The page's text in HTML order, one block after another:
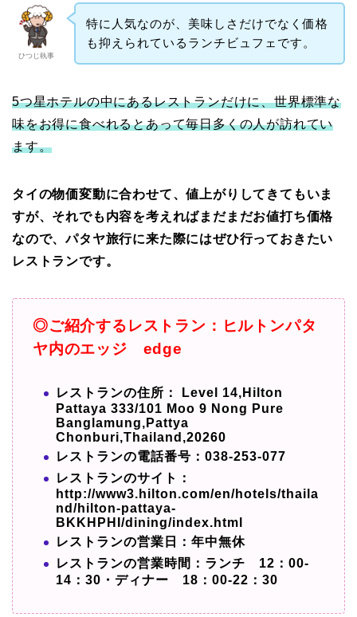
ひつじ執事
特に人気なのが、美味しさだけでなく価格
も抑えられているランチビュフェです。
5つ星ホテルの中にあるレストランだけに、世界標準な
味をお得に食べれるとあって毎日多くの人が訪れてい
ます。
タイの物価変動に合わせて、値上がりしてきてもいま
すが、それでも内容を考えればまだまだお値打ち価格
なので、パタヤ旅行に来た際にはぜひ行っておきたい
レストランです。
◎ご紹介するレストラン：ヒルトンパタ
ヤ内のエッジ edge
レストランの住所： Level 14,Hilton
Pattaya 333/101 Moo 9 Nong Pure
Banglamung,Pattya
Chonburi,Thailand,20260
レストランの電話番号：038-253-077
レストランのサイト：
http://www3.hilton.com/en/hotels/thaila
nd/hilton-pattaya-
BKKHPHI/dining/index.html
レストランの営業日：年中無休
レストランの営業時間：ランチ 12：00‐
14：30・ディナー 18：00‐22：30